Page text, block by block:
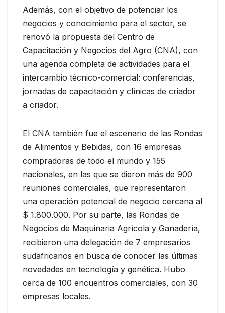
Además, con el objetivo de potenciar los
negocios y conocimiento para el sector, se
renovó la propuesta del Centro de
Capacitación y Negocios del Agro (CNA), con
una agenda completa de actividades para el
intercambio técnico-comercial: conferencias,
jornadas de capacitación y clínicas de criador
a criador.
El CNA también fue el escenario de las Rondas
de Alimentos y Bebidas, con 16 empresas
compradoras de todo el mundo y 155
nacionales, en las que se dieron más de 900
reuniones comerciales, que representaron
una operación potencial de negocio cercana al
$ 1.800.000. Por su parte, las Rondas de
Negocios de Maquinaria Agrícola y Ganadería,
recibieron una delegación de 7 empresarios
sudafricanos en busca de conocer las últimas
novedades en tecnología y genética. Hubo
cerca de 100 encuentros comerciales, con 30
empresas locales.